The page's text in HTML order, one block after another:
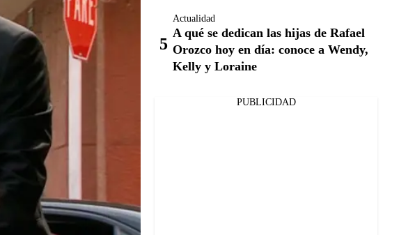
Actualidad
A qué se dedican las hijas de Rafael
Orozco hoy en día: conoce a Wendy,
Kelly y Loraine
PUBLICIDAD